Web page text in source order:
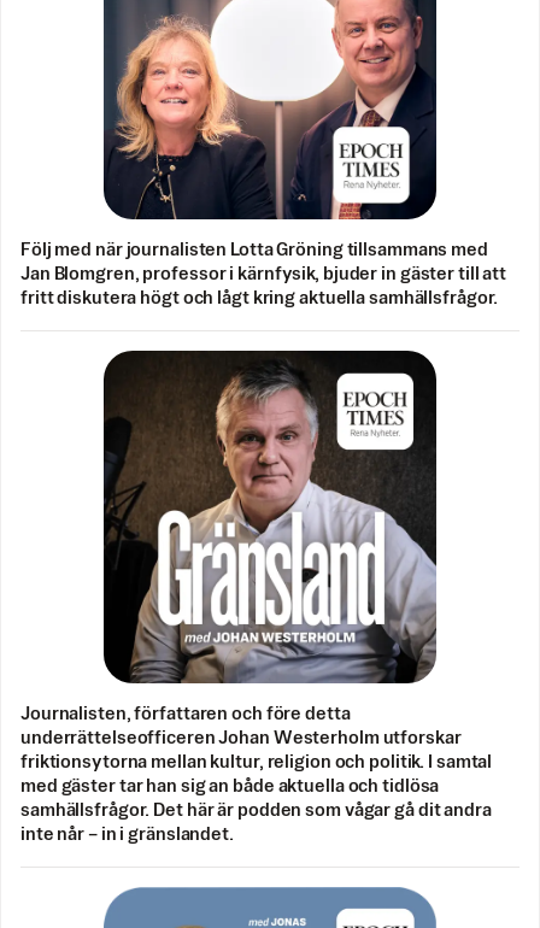
Följ med när journalisten Lotta Gröning tillsammans med
Jan Blomgren, professor i kärnfysik, bjuder in gäster till att
fritt diskutera högt och lågt kring aktuella samhällsfrågor.
Journalisten, författaren och före detta
underrättelseofficeren Johan Westerholm utforskar
friktionsytorna mellan kultur, religion och politik. I samtal
med gäster tar han sig an både aktuella och tidlösa
samhällsfrågor. Det här är podden som vågar gå dit andra
inte når – in i gränslandet.